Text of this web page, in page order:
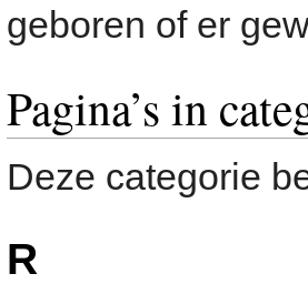
geboren of er
Pagina’s in
Deze categorie
R